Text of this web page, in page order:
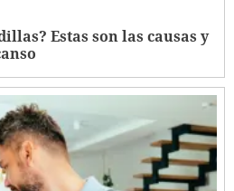
Estas son las causas y